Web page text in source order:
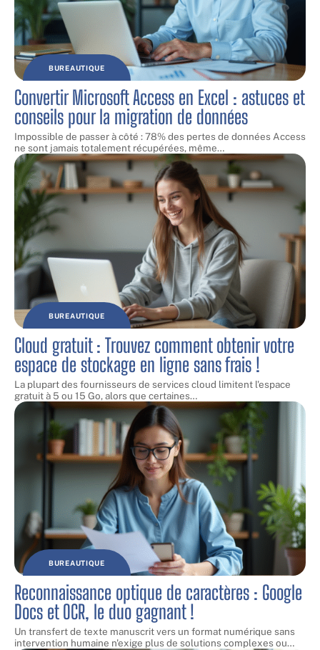
BUREAUTIQUE
Convertir Microsoft Access en Excel : astuces et
conseils pour la migration de données
Impossible de passer à côté : 78% des pertes de données Access
ne sont jamais totalement récupérées, même…
BUREAUTIQUE
Cloud gratuit : Trouvez comment obtenir votre
espace de stockage en ligne sans frais !
La plupart des fournisseurs de services cloud limitent l'espace
gratuit à 5 ou 15 Go, alors que certaines…
BUREAUTIQUE
Reconnaissance optique de caractères : Google
Docs et OCR, le duo gagnant !
Un transfert de texte manuscrit vers un format numérique sans
intervention humaine n'exige plus de solutions complexes ou…